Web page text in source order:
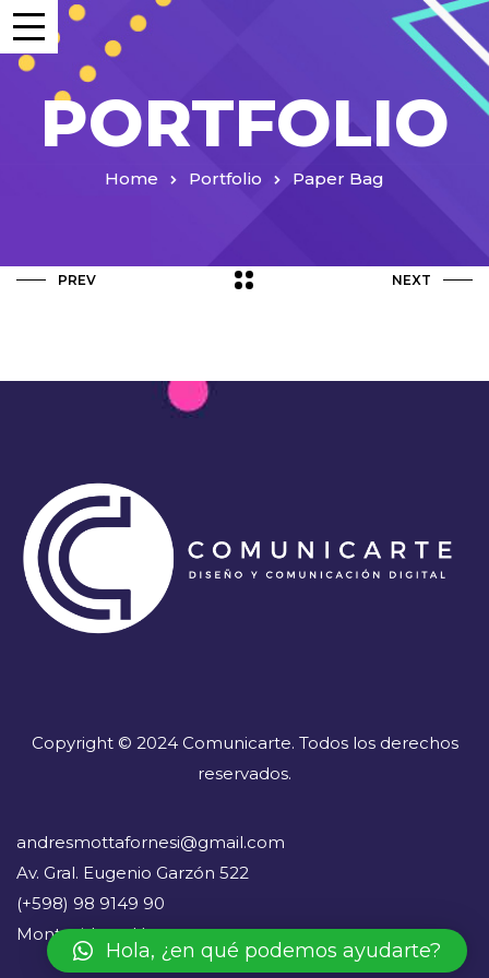
PORTFOLIO
Home Portfolio Paper Bag
PREV NEXT
Copyright © 2024 Comunicarte. Todos los derechos
reservados.
andresmottafornesi@gmail.com
Av. Gral. Eugenio Garzón 522
(+598) 98 9149 90
Montevideo - Uruguay
Hola, ¿en qué podemos ayudarte?